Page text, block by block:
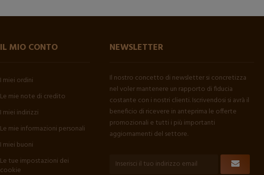
IL MIO CONTO
I miei ordini
Le mie note di credito
I miei indirizzi
Le mie informazioni personali
I miei buoni
Le tue impostazioni dei
cookie
NEWSLETTER
Il nostro concetto di newsletter si concretizza
nel voler mantenere un rapporto di fiducia
costante con i nostri clienti. Iscrivendosi si avrà il
beneficio di ricevere in anteprima le offerte
promozionali e tutti i più importanti
aggiornamenti del settore.